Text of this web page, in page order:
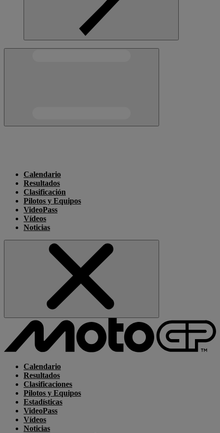
Calendario
Resultados
Clasificación
Pilotos y Equipos
VideoPass
Vídeos
Noticias
Calendario
Resultados
Clasificaciones
Pilotos y Equipos
Estadísticas
VideoPass
Vídeos
Noticias